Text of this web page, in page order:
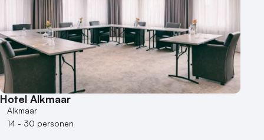
Hotel Alkmaar
Alkmaar
14 - 30 personen